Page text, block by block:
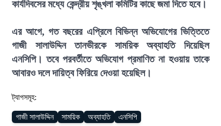
কার্যদিবসের মধ্যে কেন্দ্রীয় শৃঙ্খলা কমিটির কাছে জমা দিতে হবে।
এর আগে, গত বছরের এপ্রিলে বিভিন্ন অভিযোগের ভিত্তিতে
গাজী সালাউদ্দিন তানভীরকে সাময়িক অব্যাহতি দিয়েছিল
এনসিপি। তবে পরবর্তীতে অভিযোগ প্রমাণিত না হওয়ায় তাকে
আবারও দলে দায়িত্ব ফিরিয়ে দেওয়া হয়েছিল।
ট্যাগসমূহ:
গাজী সালাউদ্দিন সাময়িক অব্যাহতি এনসিপি